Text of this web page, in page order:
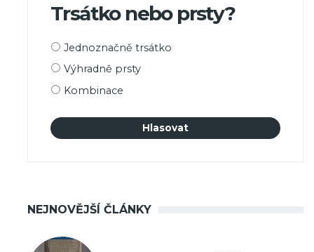
Trsátko nebo prsty?
Možnosti
Jednoznačně trsátko
Výhradně prsty
Kombinace
NEJNOVĚJŠÍ ČLÁNKY